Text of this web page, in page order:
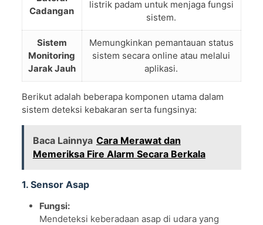
Cadangan
listrik padam untuk menjaga fungsi
sistem.
Sistem
Monitoring
Jarak Jauh
Memungkinkan pemantauan status
sistem secara online atau melalui
aplikasi.
Berikut adalah beberapa komponen utama dalam
sistem deteksi kebakaran serta fungsinya:
Baca Lainnya Cara Merawat dan
Memeriksa Fire Alarm Secara Berkala
1. Sensor Asap
Fungsi:
Mendeteksi keberadaan asap di udara yang